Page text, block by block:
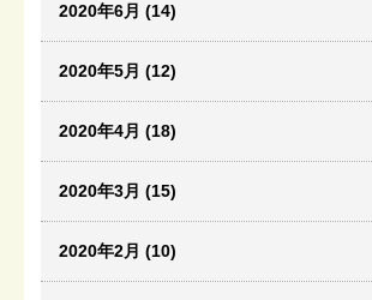
2020年6月 (14)
2020年5月 (12)
2020年4月 (18)
2020年3月 (15)
2020年2月 (10)